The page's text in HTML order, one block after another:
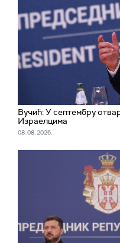
Вучић: У септембру
Израелцима
08. 08. 2026.